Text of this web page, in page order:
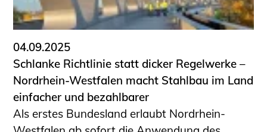
Informationen für Fortbildungsträger
Anträge, Anzeigen, Formulare
Fortbildung/Seminare
Informationen für Ingenieurinnen
und Ingenieure
Recht
Planungswettbewerbe
04.09.2025
Schlanke Richtlinie statt dicker Regelwerke –
Nordrhein-Westfalen macht Stahlbau im Land
einfacher und bezahlbarer
Als erstes Bundesland erlaubt Nordrhein-